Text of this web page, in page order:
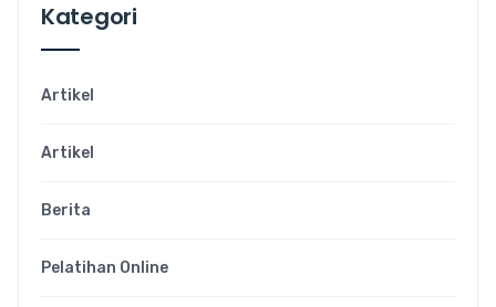
Kategori
Artikel
Artikel
Berita
Pelatihan Online